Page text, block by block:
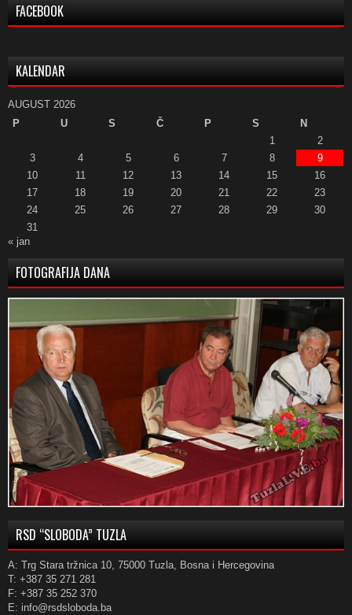
FACEBOOK
KALENDAR
AUGUST 2026
P
U S Č P S
N
1
2
3
4 5 6 7 8
9
10
11 12 13 14 15
16
17
18 19 20 21 22
23
24
25 26 27 28 29
30
31
« jan
FOTOGRAFIJA DANA
RSD “SLOBODA” TUZLA
A: Trg Stara tržnica 10, 75000 Tuzla, Bosna i Hercegovina
T: +387 35 271 281
F: +387 35 252 370
E: info@rsdsloboda.ba